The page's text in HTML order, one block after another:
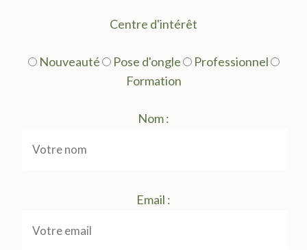
Centre d'intérêt
Nouveauté Pose d'ongle
Professionnel
Formation
Nom :
Email :